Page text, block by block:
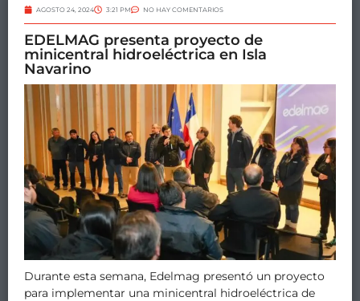
AGOSTO 24, 2024 3:21 PM NO HAY COMENTARIOS
EDELMAG presenta proyecto de
minicentral hidroeléctrica en Isla
Navarino
Durante esta semana, Edelmag presentó un proyecto
para implementar una minicentral hidroeléctrica de